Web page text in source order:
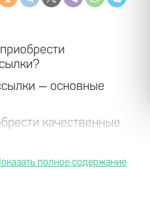
— основные
качественные